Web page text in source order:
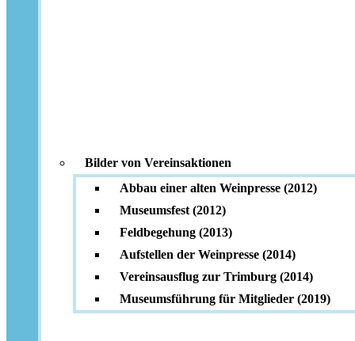
Bilder von Vereinsaktionen
Abbau einer alten Weinpresse (2012)
Museumsfest (2012)
Feldbegehung (2013)
Aufstellen der Weinpresse (2014)
Vereinsausflug zur Trimburg (2014)
Museumsführung für Mitglieder (2019)